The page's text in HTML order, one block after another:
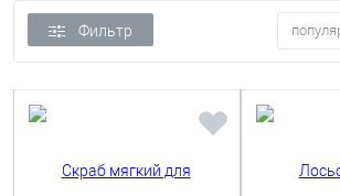
Фильтр